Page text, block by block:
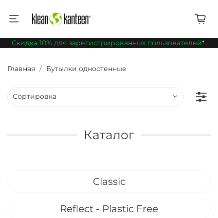
Скидка 10% для зарегистрированных пользователей*
Главная Бутылки одностенные
Classic
Reflect - Plastic Free
Каталог